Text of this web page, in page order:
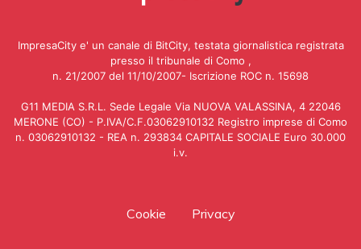
ImpresaCity e' un canale di BitCity, testata giornalistica registrata
presso il tribunale di Como ,
n. 21/2007 del 11/10/2007- Iscrizione ROC n. 15698
G11 MEDIA S.R.L. Sede Legale Via NUOVA VALASSINA, 4 22046
MERONE (CO) - P.IVA/C.F.03062910132 Registro imprese di Como
n. 03062910132 - REA n. 293834 CAPITALE SOCIALE Euro 30.000
i.v.
Cookie Privacy